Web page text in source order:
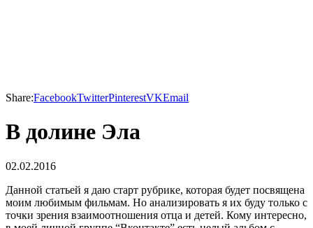
Share:FacebookTwitterPinterestVKEmail
В долине Эла
02.02.2016
Данной статьей я даю старт рубрике, которая будет посвящена
моим любимым фильмам. Но анализировать я их буду только с
точки зрения взаимоотношения отца и детей. Кому интересно,